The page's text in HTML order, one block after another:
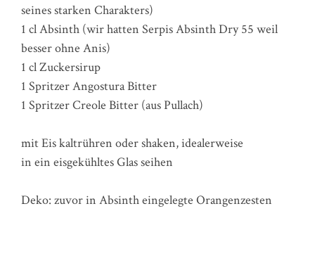
seines starken Charakters)
1 cl Absinth (wir hatten Serpis Absinth Dry 55 weil
besser ohne Anis)
1 cl Zuckersirup
1 Spritzer Angostura Bitter
1 Spritzer Creole Bitter (aus Pullach)
mit Eis kaltrühren oder shaken, idealerweise
in ein eisgekühltes Glas seihen
Deko: zuvor in Absinth eingelegte Orangenzesten